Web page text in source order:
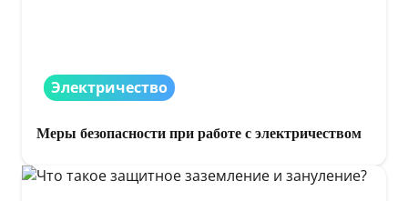
Электричество
Меры безопасности при работе с электричеством